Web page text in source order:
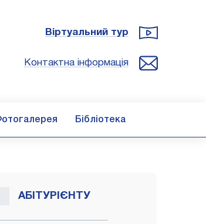
Віртуальний тур
Контактна інформація
Бібліотека
АБІТУРІЄНТУ